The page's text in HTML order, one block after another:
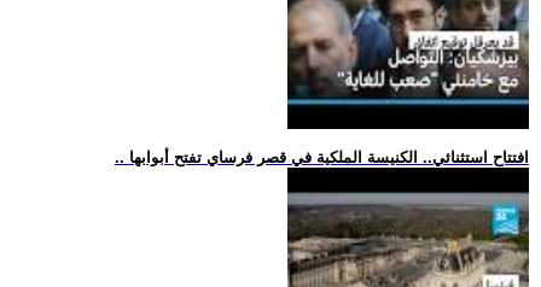
.. افتتاح استثنائي.. الكنيسة الملكية في قصر فرساي تفتح أبوابها